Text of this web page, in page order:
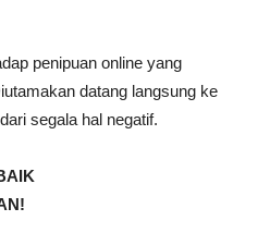
penipuan online yang
datang langsung ke
segala hal negatif.